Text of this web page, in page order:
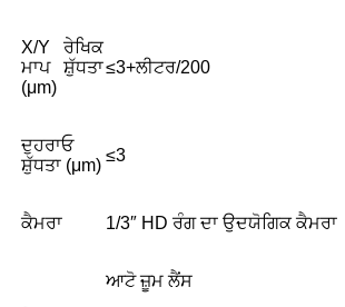
X/Y ਰੇਖਿਕ
ਮਾਪ ਸ਼ੁੱਧਤਾ
(μm)
≤3+ਲੀਟਰ/200
ਦੁਹਰਾਓ
ਸ਼ੁੱਧਤਾ (μm)
≤3
ਕੈਮਰਾ 1/3″ HD ਰੰਗ ਦਾ ਉਦਯੋਗਿਕ ਕੈਮਰਾ
ਆਟੋ ਜ਼ੂਮ ਲੈਂਸ